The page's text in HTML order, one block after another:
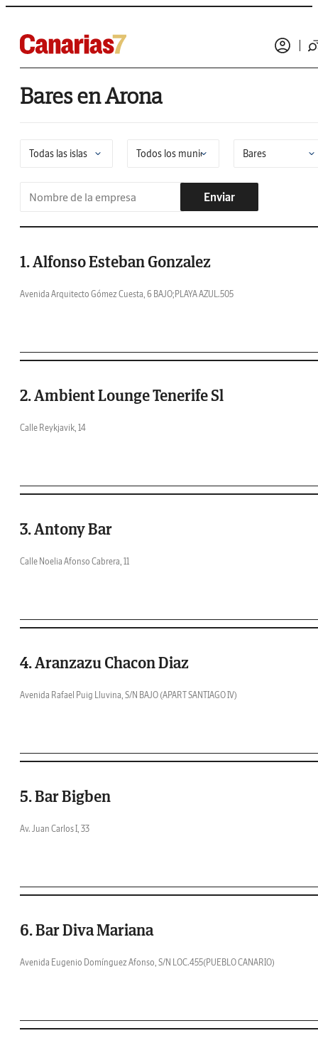
Bares en Arona
Enviar
1. Alfonso Esteban Gonzalez
Avenida Arquitecto Gómez Cuesta, 6 BAJO;PLAYA AZUL.505
2. Ambient Lounge Tenerife Sl
Calle Reykjavik, 14
3. Antony Bar
Calle Noelia Afonso Cabrera, 11
4. Aranzazu Chacon Diaz
Avenida Rafael Puig Lluvina, S/N BAJO (APART SANTIAGO IV)
5. Bar Bigben
Av. Juan Carlos I, 33
6. Bar Diva Mariana
Avenida Eugenio Domínguez Afonso, S/N LOC.455(PUEBLO CANARIO)